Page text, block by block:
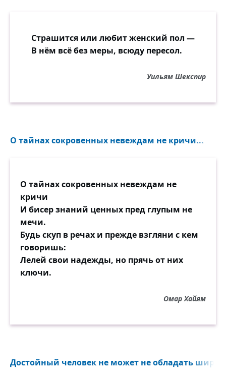
Страшится или любит женский пол —
В нём всё без меры, всюду пересол.
Уильям Шекспир
О тайнах сокровенных невеждам не кричи...
О тайнах сокровенных невеждам не
кричи
И бисер знаний ценных пред глупым не
мечи.
Будь скуп в речах и прежде взгляни с кем
говоришь:
Лелей свои надежды, но прячь от них
ключи.
Омар Хайям
Достойный человек не может не обладать